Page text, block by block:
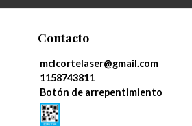
Contacto
mclcortelaser@gmail.com
1158743811
Botón de arrepentimiento